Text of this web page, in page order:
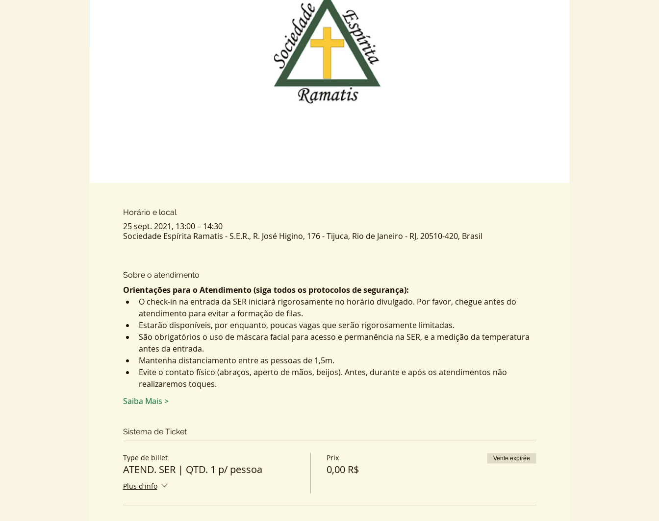
Horário e local
25 sept. 2021, 13:00 – 14:30
Sociedade Espírita Ramatis - S.E.R., R. José Higino, 176 - Tijuca, Rio de Janeiro - RJ, 20510-420, Brasil
Sobre o atendimento
Orientações para o Atendimento (siga todos os protocolos de segurança):
O check-in na entrada da SER iniciará rigorosamente no horário divulgado. Por favor, chegue antes do
atendimento para evitar a formação de filas.
Estarão disponíveis, por enquanto, poucas vagas que serão rigorosamente limitadas.
São obrigatórios o uso de máscara facial para acesso e permanência na SER, e a medição da temperatura
antes da entrada.
Mantenha distanciamento entre as pessoas de 1,5m.
Evite o contato físico (abraços, aperto de mãos, beijos). Antes, durante e após os atendimentos não
realizaremos toques.
Saiba Mais >
Sistema de Ticket
Type de billet
ATEND. SER | QTD. 1 p/ pessoa
Plus d'info
Prix
0,00 R$
Vente expirée